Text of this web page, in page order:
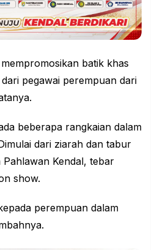
batik khas
pegawai perempuan dari
beberapa rangkaian dalam
dari ziarah dan tabur
Kendal, tebar
show.
perempuan dalam